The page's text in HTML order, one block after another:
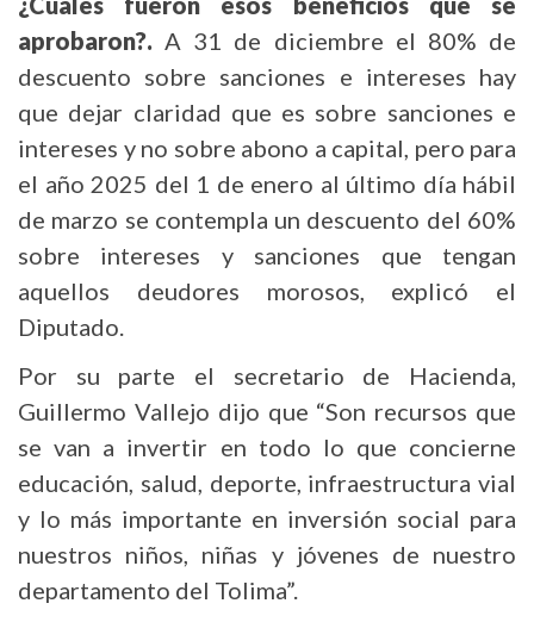
aprobaron?. A 31 de diciembre el 80% de
descuento sobre sanciones e intereses hay
que dejar claridad que es sobre sanciones e
intereses y no sobre abono a capital, pero para
el año 2025 del 1 de enero al último día hábil
de marzo se contempla un descuento del 60%
sobre intereses y sanciones que tengan
aquellos deudores morosos, explicó el
Diputado.
Por su parte el secretario de Hacienda,
Guillermo Vallejo dijo que “Son recursos que
se van a invertir en todo lo que concierne
educación, salud, deporte, infraestructura vial
y lo más importante en inversión social para
nuestros niños, niñas y jóvenes de nuestro
departamento del Tolima”.